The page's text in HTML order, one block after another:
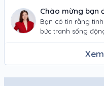
Chào mừng bạn
JOURNEY –
VÀ NGHỆ
Bạn có tin rằng
bức tranh sống